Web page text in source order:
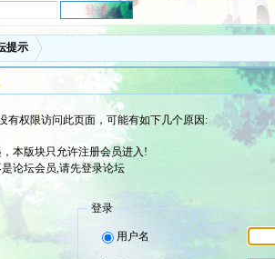
提示
有权限访问此页面，可能有如下几个原因:
本版块只允许注册会员进入!
论坛会员,请先登录论坛
登录
用户名